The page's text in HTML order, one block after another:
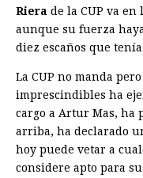
Riera de la CUP va
aunque su fuerza
diez escaños que
La CUP no manda
imprescindibles ha
cargo a Artur Mas, ha
arriba, ha declarado
hoy puede vetar a
considere apto para